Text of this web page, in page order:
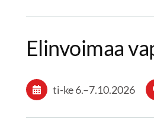
Elinvoimaa
ti-ke6.–7.10.2026